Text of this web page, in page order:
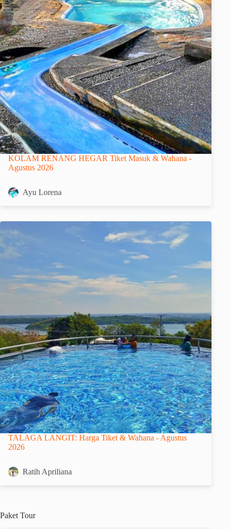
KOLAM RENANG HEGAR Tiket Masuk & Wahana -
Agustus 2026
Ayu Lorena
TALAGA LANGIT: Harga Tiket & Wahana - Agustus
2026
Ratih Apriliana
Paket Tour